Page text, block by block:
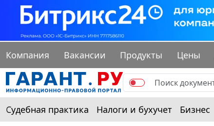
Компания Вакансии Продукты Цены
Судебная практика Налоги и бухучет Бизнес